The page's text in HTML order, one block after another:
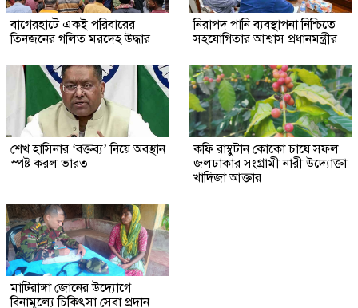
‎বাগেরহাটে একই পরিবারের
তিনজনের গলিত মরদেহ উদ্ধার
নিরাপদ পানি ব্যবস্থাপনা নিশ্চিতে
সহযোগিতার আশ্বাস প্রধানমন্ত্রীর
শেখ হাসিনার ‘বক্তব্য’ নিয়ে অবস্থান
স্পষ্ট করল ভারত
কফি রাম্বুটান কোকো চাষে সফল
জলঢাকার সংগ্রামী নারী উদ্যোক্তা
খাদিজা আক্তার
মাটিরাঙ্গা জোনের উদ্যোগে
বিনামূল্যে চিকিৎসা সেবা প্রদান